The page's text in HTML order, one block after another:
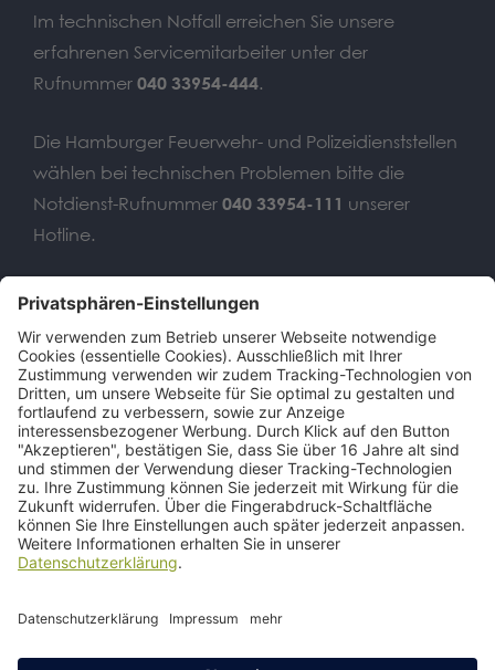
Im technischen Notfall erreichen Sie unsere
erfahrenen Servicemitarbeiter unter der
Rufnummer 040 33954-444.
Die Hamburger Feuerwehr- und Polizeidienststellen
wählen bei technischen Problemen bitte die
Notdienst-Rufnummer 040 33954-111 unserer
Hotline.
Wir benötigen Ihre
Zustimmung, um den Google
Maps-Service zu laden!
Wir verwenden einen Service eines
Drittanbieters, um Karteninhalte
einzubetten. Dieser Service kann Daten
zu Ihren Aktivitäten sammeln. Bitte lesen
Sie die Details durch und stimmen Sie
der Nutzung des Service zu, um diese
Mehr Informationen